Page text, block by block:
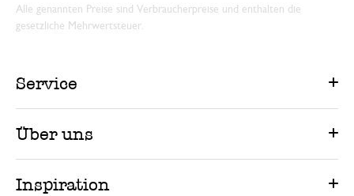
Alle genannten Preise sind Verbraucherpreise und enthalten die
gesetzliche Mehrwertsteuer.
Service
Über uns
Inspiration